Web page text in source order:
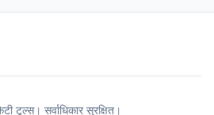
टूल्स। सर्वाधिकार सुरक्षित।